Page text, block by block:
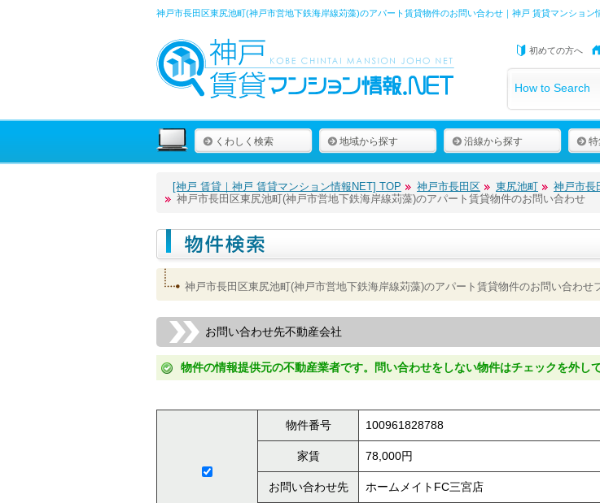
神戸市長田区東尻池町(神戸市営地下鉄海岸線苅藻)のアパート賃貸物件のお問い合わせ｜神戸 賃貸マンション
初めての方へ
How to Search
くわしく検索 地域から探す 沿線から探す
[神戸 賃貸｜神戸 賃貸マンション情報NET] TOP 神戸市長田区 東尻池町
神戸市長
神戸市長田区東尻池町(神戸市営地下鉄海岸線苅藻)のアパート賃貸物件のお問い合わせ
神戸市長田区東尻池町(神戸市営地下鉄海岸線苅藻)のアパート賃貸物件のお問い合わせ
お問い合わせ先不動産会社
物件の情報提供元の不動産業者です。問い合わせをしない物件はチェックを外して
物件番号 100961828788
家賃 78,000円
お問い合わせ先 ホームメイトFC三宮店